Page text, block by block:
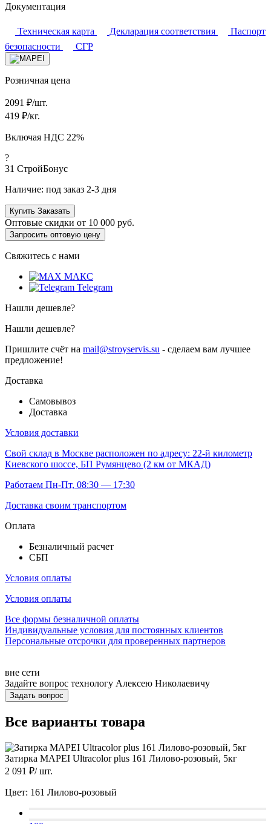
Документация
Техническая карта Декларация соответствия
Паспорт
безопасности
СГР
Розничная цена
2091 ₽/шт.
419 ₽/кг.
Включая НДС 22%
?
31 СтройБонус
Наличие: под заказ 2-3 дня
Купить Заказать
Оптовые скидки от 10 000 руб.
Запросить оптовую цену
Свяжитесь с нами
МАКС
Telegram
Нашли дешевле?
Нашли дешевле?
Пришлите счёт на mail@stroyservis.su - сделаем вам лучшее
предложение!
Доставка
Самовывоз
Доставка
Условия доставки
Свой склад в Москве расположен по адресу: 22-й километр
Киевского шоссе, БП Румянцево (2 км от МКАД)
Работаем Пн-Пт, 08:30 — 17:30
Доставка своим транспортом
Оплата
Безналичный расчет
СБП
Условия оплаты
Условия оплаты
Все формы безналичной оплаты
Индивидуальные условия для постоянных клиентов
Персональные отсрочки для проверенных партнеров
вне сети
Задайте вопрос технологу Алексею Николаевичу
Задать вопрос
Все варианты товара
Затирка MAPEI Ultracolor plus 161 Лилово-розовый, 5кг
2 091 ₽/ шт.
Цвет: 161 Лилово-розовый